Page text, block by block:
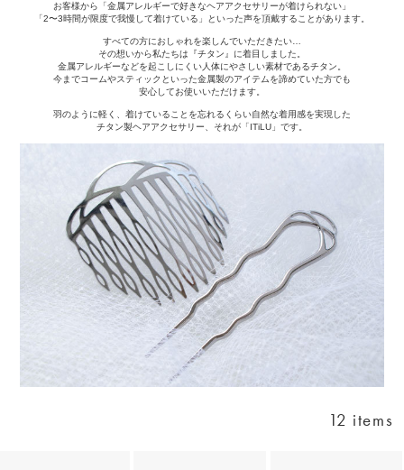
お客様から「金属アレルギーで好きなヘアアクセサリーが着けられない」
「2〜3時間が限度で我慢して着けている」といった声を頂戴することがあります。
すべての方におしゃれを楽しんでいただきたい…
その想いから私たちは『チタン』に着目しました。
金属アレルギーなどを起こしにくい人体にやさしい素材であるチタン。
今までコームやスティックといった金属製のアイテムを諦めていた方でも
安心してお使いいただけます。
羽のように軽く、着けていることを忘れるくらい自然な着用感を実現した
チタン製ヘアアクセサリー、それが「ITiLU」です。
12 items